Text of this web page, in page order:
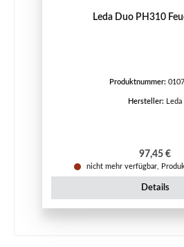
Leda Duo PH310
Produktnummer:
Hersteller: Leda
Regulärer
97,45 €
nicht mehr verfügbar,
Details